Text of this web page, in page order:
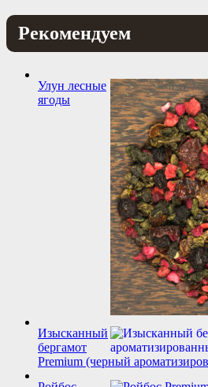
Рекомендуем
Улун лесные
ягоды
Изысканный
бергамот
Premium (черный